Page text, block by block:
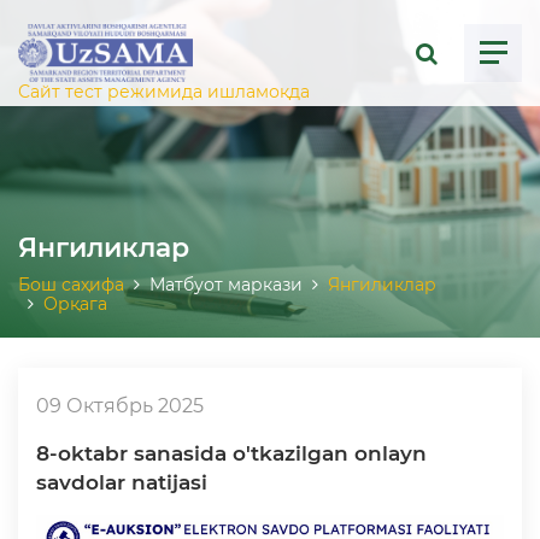
menu
Сайт тест режимида ишламоқда
Янгиликлар
Бош саҳифа Матбуот маркази
Янгиликлар
Орқага
09 Октябрь 2025
8-oktabr sanasida o'tkazilgan onlayn
savdolar natijasi